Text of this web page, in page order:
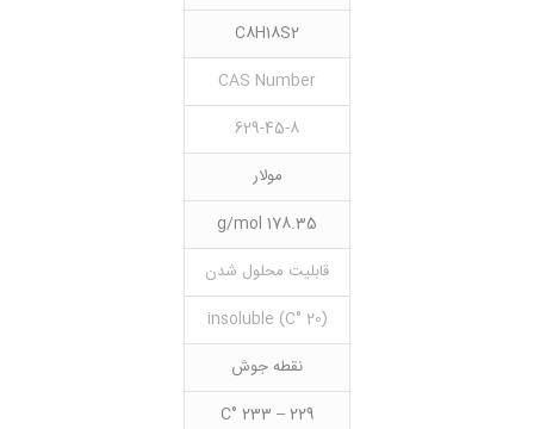
C8H18S2
CAS Number
629-45-8
مولار
178.35 g/mol
قابلیت محلول شدن
(20 °C) insoluble
نقطه جوش
229 – 233 °C